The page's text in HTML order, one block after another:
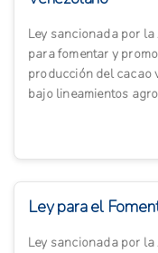
Ley sancionada por
para fomentar y
producción del cacao
bajo lineamientos
Ley para el
Ley sancionada por